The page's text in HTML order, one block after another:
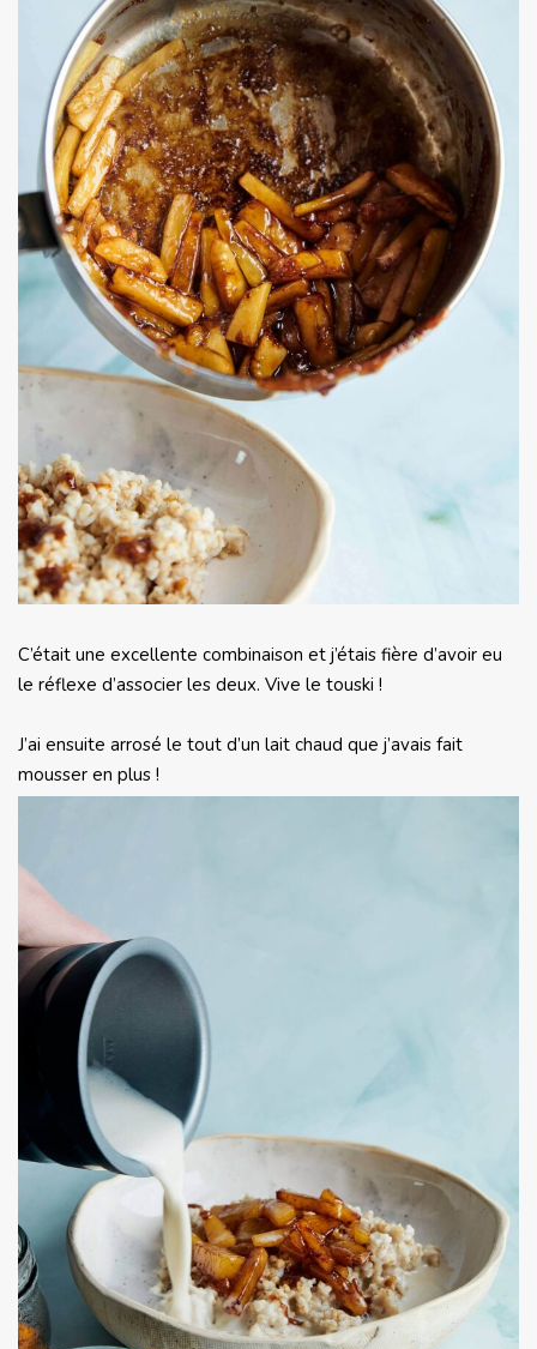
C’était une excellente combinaison et j’étais fière d’avoir eu
le réflexe d’associer les deux. Vive le touski !
J’ai ensuite arrosé le tout d’un lait chaud que j’avais fait
mousser en plus !